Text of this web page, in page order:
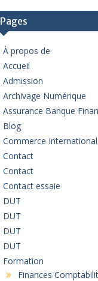
Pages
À propos de
Accueil
Admission
Archivage Numérique
Assurance Banque
Blog
Commerce International
Contact
Contact
Contact essaie
DUT
DUT
DUT
DUT
Formation
Finances